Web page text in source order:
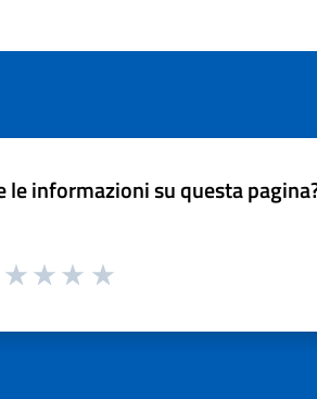
le informazioni su questa